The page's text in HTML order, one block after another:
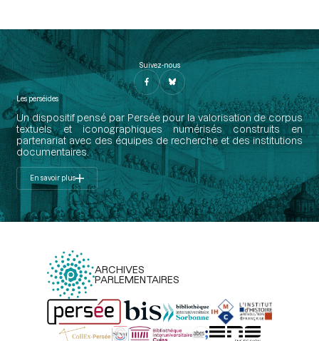
Suivez-nous
Les perséides
Un dispositif pensé par Persée pour la valorisation de corpus
textuels et iconographiques numérisés construits en
partenariat avec des équipes de recherche et des institutions
documentaires.
En savoir plus
ARCHIVES
PARLEMENTAIRES